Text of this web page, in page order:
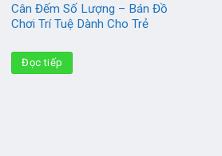
Cân Đếm Số Lượng – Bán Đồ
Chơi Trí Tuệ Dành Cho Trẻ
Đọc tiếp